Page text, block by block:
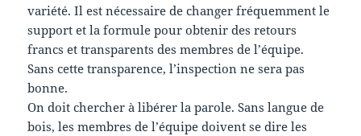
variété. Il est nécessaire de changer fréquemment le
support et la formule pour obtenir des retours
francs et transparents des membres de l’équipe.
Sans cette transparence, l’inspection ne sera pas
bonne.
On doit chercher à libérer la parole. Sans langue de
bois, les membres de l’équipe doivent se dire les